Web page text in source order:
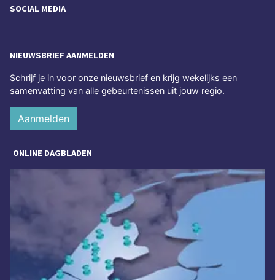
SOCIAL MEDIA
NIEUWSBRIEF AANMELDEN
Schrijf je in voor onze nieuwsbrief en krijg wekelijks een
samenvatting van alle gebeurtenissen uit jouw regio.
Aanmelden
ONLINE DAGBLADEN